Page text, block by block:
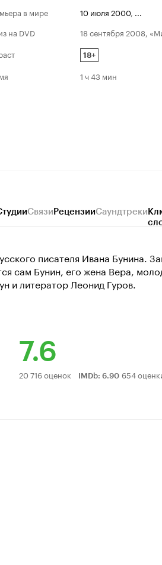
в мире
10 июля 2000,
на DVD
18 сентября 2008,
18+
1 ч 43 мин
СвязиРецензииСаундтреки
писателя Ивана Бунина.
сам Бунин, его жена Вера,
и литератор Леонид Гуров.
7.6
Рейтинг
20 716 оценок IMDb: 6.90 654